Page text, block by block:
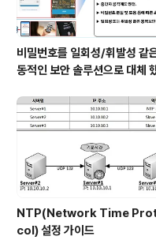
비밀번호를 일회성/휘발성 같
동적인 보안 솔루션으로 대체
NTP(Network Time
col) 설정 가이드